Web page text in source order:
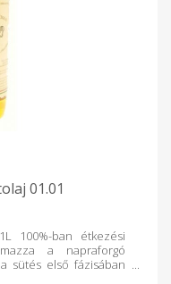
01.01
100%-ban étkezési
a napraforgó
sütés első fázisában